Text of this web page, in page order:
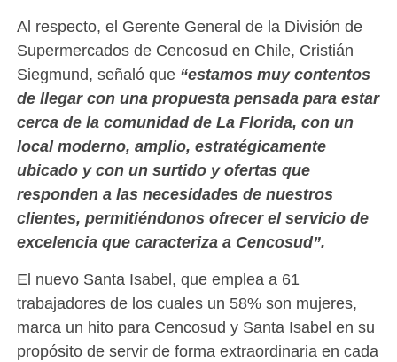
Al respecto, el Gerente General de la División de
Supermercados de Cencosud en Chile, Cristián
Siegmund, señaló que “estamos muy contentos
de llegar con una propuesta pensada para estar
cerca de la comunidad de La Florida, con un
local moderno, amplio, estratégicamente
ubicado y con un surtido y ofertas que
responden a las necesidades de nuestros
clientes, permitiéndonos ofrecer el servicio de
excelencia que caracteriza a Cencosud”.
El nuevo Santa Isabel, que emplea a 61
trabajadores de los cuales un 58% son mujeres,
marca un hito para Cencosud y Santa Isabel en su
propósito de servir de forma extraordinaria en cada